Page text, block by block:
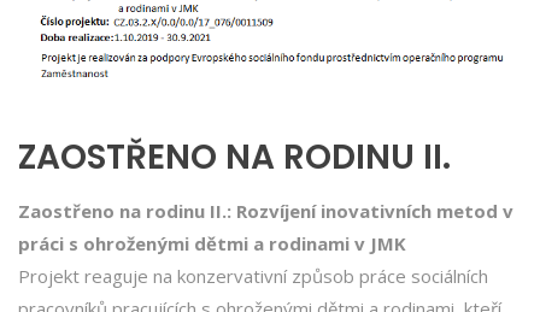
ZAOSTŘENO NA RODINU II.
Zaostřeno na rodinu II.: Rozvíjení inovativních metod v
práci s ohroženými dětmi a rodinami v JMK
Projekt reaguje na konzervativní způsob práce sociálních